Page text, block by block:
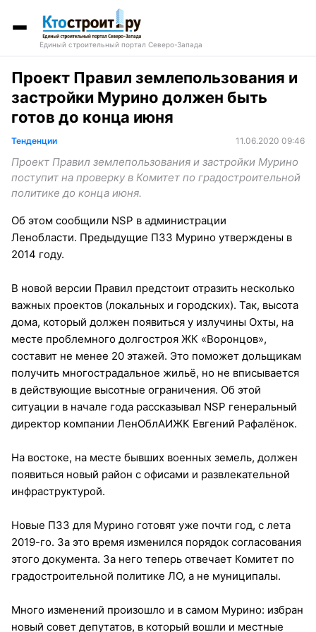
Единый строительный портал Северо-Запада
Проект Правил землепользования и
застройки Мурино должен быть
готов до конца июня
Тенденции 11.06.2020 09:46
Проект Правил землепользования и застройки Мурино
поступит на проверку в Комитет по градостроительной
политике до конца июня.
Об этом сообщили NSP в администрации
Ленобласти. Предыдущие ПЗЗ Мурино утверждены в
2014 году.
В новой версии Правил предстоит отразить несколько
важных проектов (локальных и городских). Так, высота
дома, который должен появиться у излучины Охты, на
месте проблемного долгостроя ЖК «Воронцов»,
составит не менее 20 этажей. Это поможет дольщикам
получить многострадальное жильё, но не вписывается
в действующие высотные ограничения. Об этой
ситуации в начале года рассказывал NSP генеральный
директор компании ЛенОблАИЖК Евгений Рафалёнок.
На востоке, на месте бывших военных земель, должен
появиться новый район с офисами и развлекательной
инфраструктурой.
Новые ПЗЗ для Мурино готовят уже почти год, с лета
2019-го. За это время изменился порядок согласования
этого документа. За него теперь отвечает Комитет по
градостроительной политике ЛО, а не муниципалы.
Много изменений произошло и в самом Мурино: избран
новый совет депутатов, в который вошли и местные